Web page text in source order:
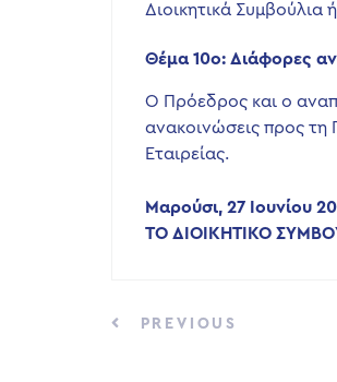
Διοικητικά Συμβούλια
Θέμα 10ο: Διάφορες
Ο Πρόεδρος και ο
ανακοινώσεις προς τη
Εταιρείας.
Μαρούσι, 27 Ιουνίου
ΤΟ ΔΙΟΙΚΗΤΙΚΟ
PREVIOUS